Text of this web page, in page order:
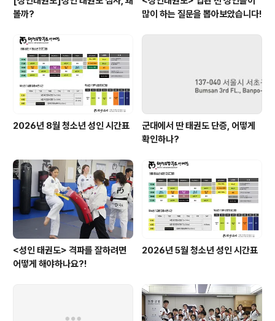
볼까?
많이 하는 질문을 뽑아보았습니다!
2026년 8월 청소년 성인 시간표
군대에서 딴 태권도 단증, 어떻게
확인하나?
<성인 태권도> 격파를 잘하려면
어떻게 해야하나요?!
2026년 5월 청소년 성인 시간표